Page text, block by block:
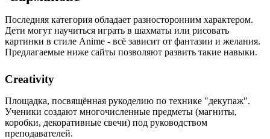
Последняя категория обладает разносторонним характером.
Дети могут научиться играть в шахматы или рисовать
картинки в стиле Anime - всё зависит от фантазии и желания.
Предлагаемые ниже сайты позволяют развить такие навыки.
Creativity
Площадка, посвящённая рукоделию по технике "декупаж".
Ученики создают многочисленные предметы (магниты,
коробки, декоративные свечи) под руководством
преподавателей.